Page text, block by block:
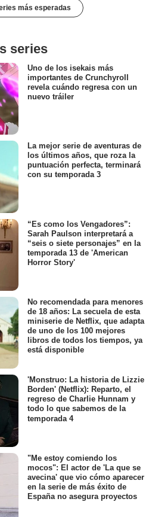
más esperadas
series
Uno de los isekais más
importantes de Crunchyroll
revela cuándo regresa con un
nuevo tráiler
La mejor serie de aventuras de
los últimos años, que roza la
puntuación perfecta, terminará
con su temporada 3
“Es como los Vengadores”:
Sarah Paulson interpretará a
“seis o siete personajes” en la
temporada 13 de 'American
Horror Story'
No recomendada para menores
de 18 años: La secuela de esta
miniserie de Netflix, que adapta
de uno de los 100 mejores
libros de todos los tiempos, ya
está disponible
'Monstruo: La historia de Lizzie
Borden' (Netflix): Reparto, el
regreso de Charlie Hunnam y
todo lo que sabemos de la
temporada 4
"Me estoy comiendo los
mocos": El actor de 'La que se
avecina' que vio cómo aparecer
en la serie de más éxito de
España no asegura proyectos